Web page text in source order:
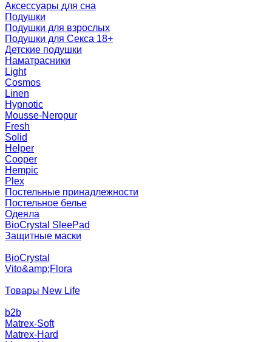
Аксессуары для сна
Подушки
Подушки для взрослых
Подушки для Секса 18+
Детские подушки
Наматрасники
Light
Cosmos
Linen
Hypnotic
Mousse-Neropur
Fresh
Solid
Helper
Cooper
Hempic
Plex
Постельные принадлежности
Постельное белье
Одеяла
BioCrystal SleePad
Защитные маски
BioCrystal
Vito&amp;Flora
Товары New Life
b2b
Matrex-Soft
Matrex-Hard